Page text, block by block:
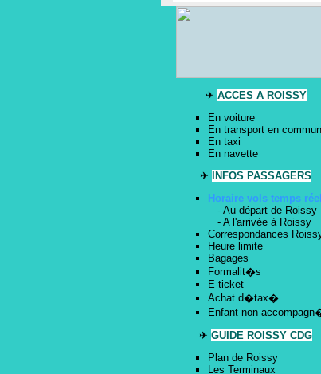
✈ ACCES A ROISSY
En voiture
En transport en commun
En taxi
En navette
✈
INFOS PASSAGERS
Horaire vols temps réel
- Au départ de Roissy
- A l'arrivée à Roissy
Correspondances
Heure limite
Bagages
Formalit�s
E-ticket
Achat d�tax�
Enfant non
✈ GUIDE ROISSY CDG
Plan de Roissy
Les Terminaux